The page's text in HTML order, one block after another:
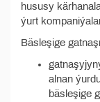
hususy
ýurt
Bäsleşige
alnan
bäsleşige